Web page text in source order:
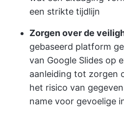
een strikte tijdlijn
Zorgen over de
gebaseerd platform
van Google Slides op
aanleiding tot zorgen
het risico van
name voor gevoelige